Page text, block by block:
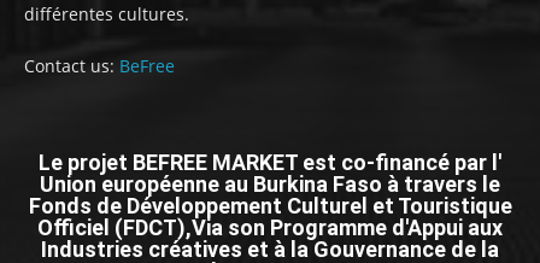
différentes cultures.
Contact us: BeFree
Le projet BEFREE MARKET est co-financé par l'
Union européenne au Burkina Faso à travers le
Fonds de Développement Culturel et Touristique
Officiel (FDCT),Via son Programme d'Appui aux
Industries créatives et à la Gouvernance de la